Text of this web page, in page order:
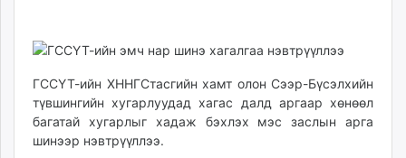
zindaa.mn
Baabar.mn
tovch.mn
ikon.mn
mnb.mn
13:36:16
22:41:48
ГССҮТ-ийн ХННГСтасгийн хамт олон Сээр-Бүсэлхийн
түвшингийн хугарлуудад хагас далд аргаар хөнөөл
багатай хугарлыг хадаж бэхлэх мэс заслын арга
шинээр нэвтрүүллээ.